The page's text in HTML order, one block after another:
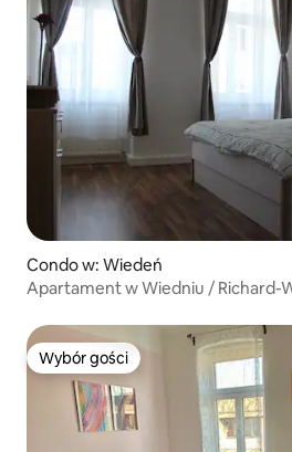
Condo w: Wiedeń
Apartament w Wiedniu / Richard-
Wybór gości
Wybór gości